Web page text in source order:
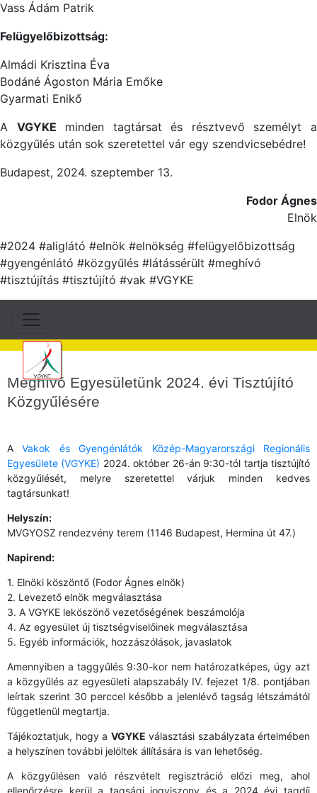
Vass Ádám Patrik
Felügyelőbizottság:
Almádi Krisztina Éva
Bodáné Ágoston Mária Emőke
Gyarmati Enikő
A VGYKE minden tagtársat és résztvevő személyt a
közgyűlés után sok szeretettel vár egy szendvicsebédre!
Budapest, 2024. szeptember 13.
Fodor Ágnes
Elnök
#2024 #aliglátó #elnök #elnökség #felügyelőbizottság
#gyengénlátó #közgyűlés #látássérült #meghívó
#tisztújítás #tisztújító #vak #VGYKE
Meghívó Egyesületünk 2024. évi Tisztújító
Közgyűlésére
AVakok és Gyengénlátók Közép-Magyarországi Regionális
Egyesülete (VGYKE) 2024. október 26-án 9:30-tól tartja tisztújító
közgyűlését, melyre szeretettel várjuk minden kedves
tagtársunkat!
Helyszín:
MVGYOSZ rendezvény terem (1146 Budapest, Hermina út 47.)
Napirend:
1. Elnöki köszöntő (Fodor Ágnes elnök)
2. Levezető elnök megválasztása
3. A VGYKE leköszönő vezetőségének beszámolója
4. Az egyesület új tisztségviselőinek megválasztása
5. Egyéb információk, hozzászólások, javaslatok
Amennyiben a taggyűlés 9:30-kor nem határozatképes, úgy azt
a közgyűlés az egyesületi alapszabály IV. fejezet 1/8. pontjában
leírtak szerint 30 perccel később a jelenlévő tagság létszámától
függetlenül megtartja.
Tájékoztatjuk, hogy a VGYKE választási szabályzata értelmében
a helyszínen további jelöltek állítására is van lehetőség.
A közgyűlésen való részvételt regisztráció előzi meg, ahol
ellenőrzésre kerül a tagsági jogviszony és a 2024 évi tagdíj